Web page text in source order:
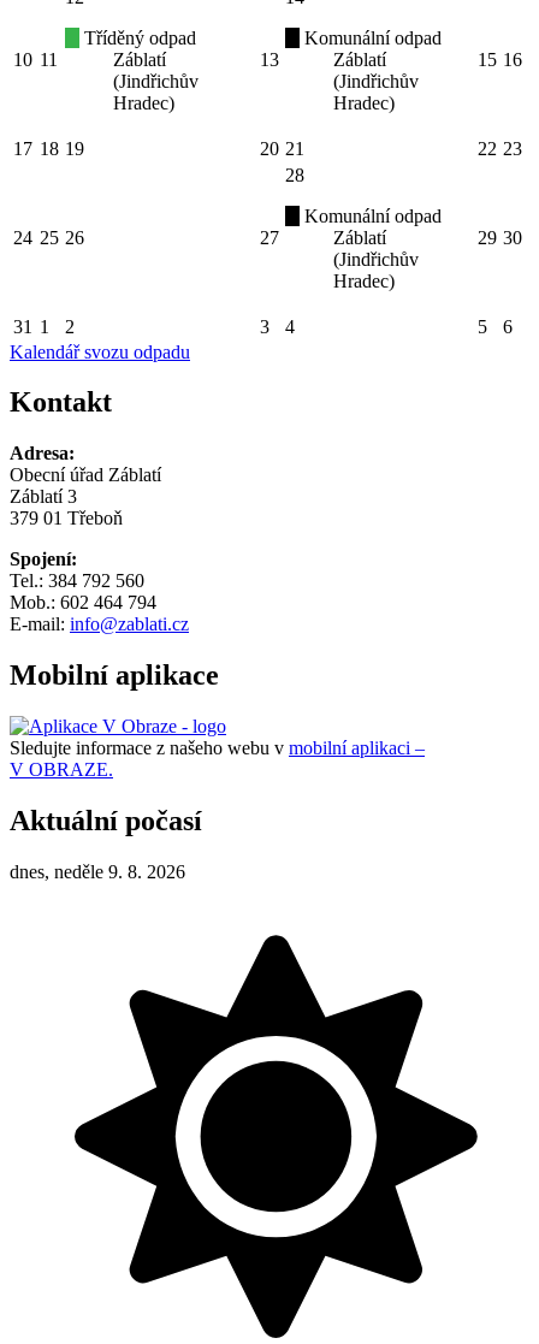
10 11
Tříděný odpad
Záblatí
(Jindřichův
Hradec)
13
Komunální odpad
Záblatí
(Jindřichův
Hradec)
15 16
17 18 19 20 21 22 23
24 25 26 27
28
Komunální odpad
Záblatí
(Jindřichův
Hradec)
29 30
31 1 2 3 4 5
6
Kalendář svozu odpadu
Kontakt
Adresa:
Obecní úřad Záblatí
Záblatí 3
379 01 Třeboň
Spojení:
Tel.: 384 792 560
Mob.: 602 464 794
E-mail: info@zablati.cz
Mobilní aplikace
Sledujte informace z našeho webu v mobilní aplikaci –
V OBRAZE.
Aktuální počasí
dnes, neděle 9. 8. 2026